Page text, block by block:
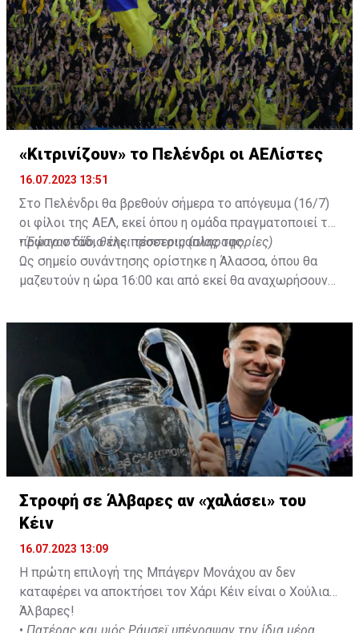
Al-Ahli hope to move fast.🇸🇦
pic.twitter.com/Z0SmniQXIP
— Ben Jacobs (@JacobsBen)July 15, 2023
«Κιτρινίζουν» το Πελένδρι οι ΑΕΛίστες
16.07.2023 13:51
Στο Πελένδρι θα βρεθούν σήμερα το απόγευμα (16/7)
οι φίλοι της ΑΕΛ, εκεί όπου η ομάδα πραγματοποιεί το
πρώτο στάδιο της προετοιμασίας της.
•Έφυγαν δύο, θέλει τέσσερις (πληροφορίες)
Ως σημείο συνάντησης ορίστηκε η Άλασσα, όπου θα
μαζευτούν η ώρα 16:00 και από εκεί θα αναχωρήσουν
δώοσυν το παρών τους στην απογευματινή προπόνηση
Στροφή σε Άλβαρες αν «χαλάσει» του
Κέιν
16.07.2023 13:09
Η πρώτη επιλογή της Μπάγερν Μονάχου αν δεν
καταφέρει να αποκτήσει τον Χάρι Κέιν είναι ο Χούλιαν
Άλβαρες!